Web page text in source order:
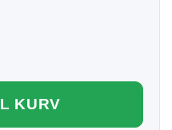
KURV